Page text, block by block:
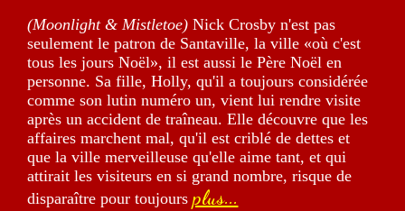
(Moonlight & Mistletoe) Nick Crosby n'est pas
seulement le patron de Santaville, la ville «où c'est
tous les jours Noël», il est aussi le Père Noël en
personne. Sa fille, Holly, qu'il a toujours considérée
comme son lutin numéro un, vient lui rendre visite
après un accident de traîneau. Elle découvre que les
affaires marchent mal, qu'il est criblé de dettes et
que la ville merveilleuse qu'elle aime tant, et qui
attirait les visiteurs en si grand nombre, risque de
disparaître pour toujoursplus...